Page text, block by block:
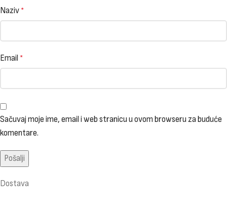
Naziv *
Email *
Sačuvaj moje ime, email i web stranicu u ovom browseru za buduće
komentare.
Dostava